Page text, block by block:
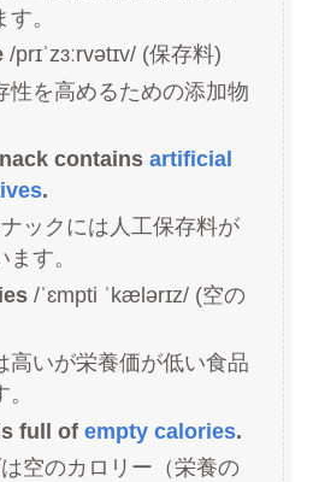
。
/prɪˈzɜːrvətɪv/ (保存料)
性を高めるための添加物
contains artificial
.
ックには人工保存料が
す。
/ˈɛmpti ˈkælərɪz/ (空の
高いが栄養価が低い食品
full ofempty calories.
空のカロリー（栄養の